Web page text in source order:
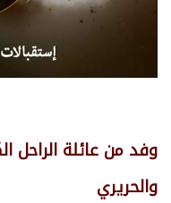
وفد من عائلة الراحل
والحريري